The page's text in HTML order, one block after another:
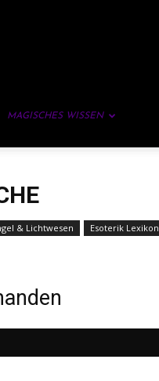
MAGISCHES WISSEN
& Lichtwesen Esoterik Lexikon